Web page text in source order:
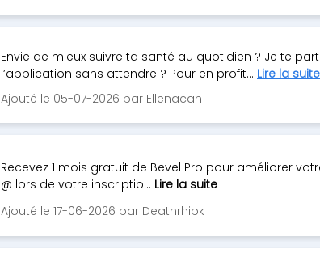
Envie de mieux suivre ta santé au quotidien ? Je te
l’application sans attendre ? Pour en profit... Lire la suite
Ajouté le 05-07-2026 par Ellenacan
Recevez 1 mois gratuit de Bevel Pro pour améliorer
@ lors de votre inscriptio... Lire la suite
Ajouté le 17-06-2026 par Deathrhibk